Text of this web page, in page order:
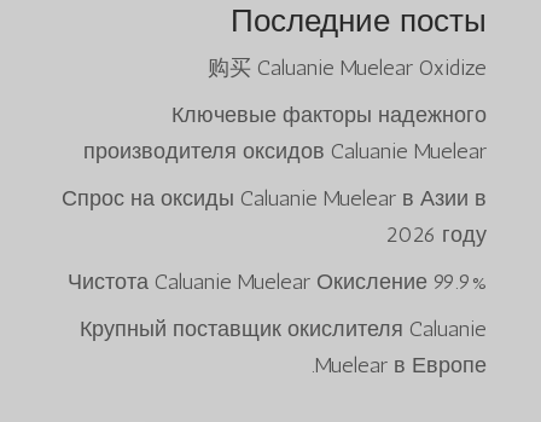
Последние посты
购买 Caluanie Muelear Oxidize
Ключевые факторы надежного
производителя оксидов Caluanie Muelear
Спрос на оксиды Caluanie Muelear в Азии в
2026 году
99.9% Чистота Caluanie Muelear Окисление
Крупный поставщик окислителя Caluanie
Muelear в Европе.